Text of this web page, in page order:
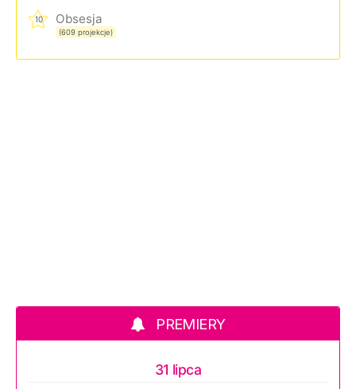
10 Obsesja
(609 projekcje)
PREMIERY
31 lipca